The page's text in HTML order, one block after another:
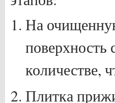
На
поверхность
количестве,
Плитка